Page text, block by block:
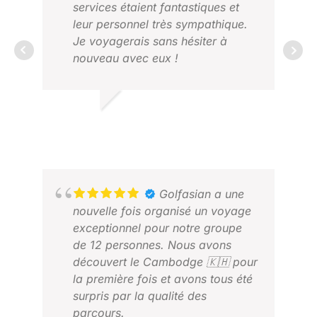
parcours, le représentant de
GolfAsian à Bangkok nous a
apporté un excellent soutien, y
compris en se déplaçant et en
traitement.
services étaient fantastiques et
leur personnel très sympathique.
Je voyagerais sans hésiter à
nouveau avec eux !
Golfasian a une
nouvelle fois organisé un voyage
exceptionnel pour notre groupe
de 12 personnes. Nous avons
découvert le Cambodge 🇰🇭 pour
la première fois et avons tous été
surpris par la qualité des
parcours.